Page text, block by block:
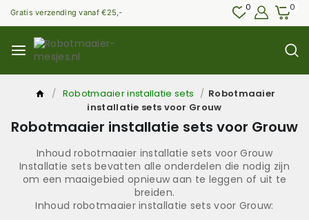
Gratis verzending vanaf €25,- 0 0
/ Robotmaaier installatie sets / Robotmaaier
installatie sets voor Grouw
Robotmaaier installatie sets voor Grouw
Inhoud robotmaaier installatie sets voor Grouw
Installatie sets bevatten alle onderdelen die nodig zijn
om een maaigebied opnieuw aan te leggen of uit te
breiden.
Inhoud robotmaaier installatie sets voor Grouw: